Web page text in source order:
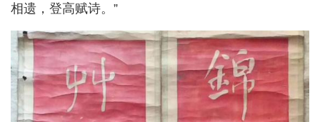
相遗，登高赋诗。”